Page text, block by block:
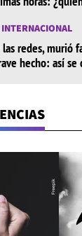
redes, murió
hecho: así se